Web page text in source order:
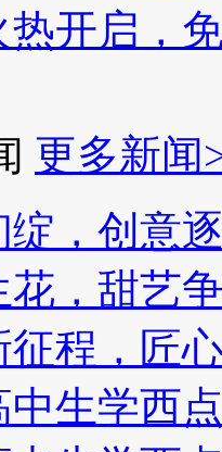
热开启，
更多新闻
绽，创意
花，甜艺
征程，匠
中生学西